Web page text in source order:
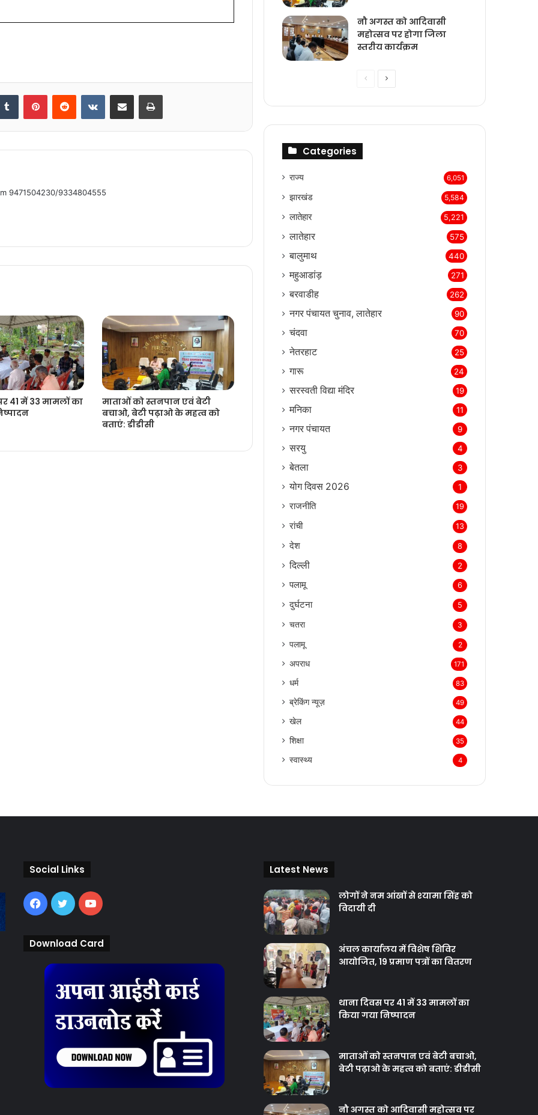
Tumblr PinterestReddit VKontakteShare via Email Print
9471504230/9334804555
41 में 33 मामलों का
माताओं को स्तनपान एवं बेटी
बचाओ, बेटी पढ़ाओ के महत्व को
बताएं: डीडीसी
नौ अगस्त को आदिवासी
महोत्सव पर होगा जिला
स्तरीय कार्यक्रम
PreviousNext
Categories
राज्‍य 6,051
झारखंड 5,584
लातेहार 5,221
लातेहार 575
बालुमाथ 440
महुआडांड़ 271
बरवाडीह 262
नगर पंचायत चुनाव, लातेहार 90
चंदवा 70
नेतरहाट 25
गारू 24
सरस्‍वती विद्या मंदिर 19
मनिका 11
नगर पंचायत 9
सरयु 4
बेतला 3
योग दिवस 2026 1
राजनीति 19
रांची 13
देश 8
दिल्‍ली 2
पलामू 6
दुर्घटना 5
चतरा 3
पलामू 2
अपराध 171
धर्म 83
ब्रेकिंग न्यूज़ 49
खेल 44
शिक्षा 35
स्वास्थ्य 4
Social Links
Facebook
TwitterYouTube
Download Card
Latest News
लोगों ने नम आंखों से श्‍यामा सिंह को
विदायी दी
अंचल कार्यालय में विशेष शिविर
आयोजित, 19 प्रमाण पत्रों का वितरण
थाना दिवस पर 41 में 33 मामलों का
किया गया निष्‍पादन
माताओं को स्तनपान एवं बेटी बचाओ,
बेटी पढ़ाओ के महत्व को बताएं: डीडीसी
नौ अगस्त को आदिवासी महोत्सव पर